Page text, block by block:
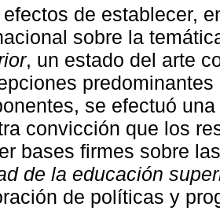
de establecer,
sobre la
, un estado del arte
se efectuó
convicción que los
bases firmes sobre
de la educación
de políticas y